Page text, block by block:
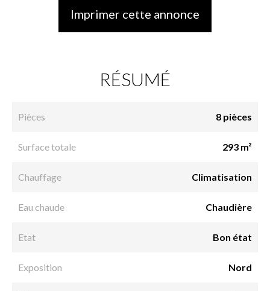
Imprimer cette annonce
RÉSUMÉ
Pièces 8 pièces
Surface totale 293 m²
Chauffage Climatisation
Eau chaude Chaudière
Etat Bon état
Exposition Nord